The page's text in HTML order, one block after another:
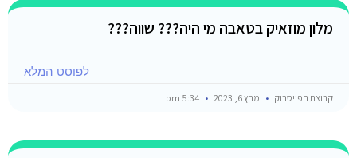
מלון מוזאיק בטאבה מי היה??? שווה???
לפוסט המלא
קבוצת הפייסבוק מרץ 6, 2023